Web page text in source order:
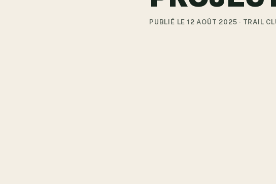
PUBLIÉ LE 12 AOÛT 2025 · TRAIL